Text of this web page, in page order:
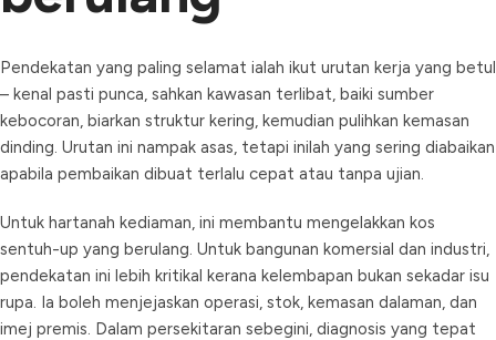
Pendekatan yang paling selamat ialah ikut urutan kerja yang betul
– kenal pasti punca, sahkan kawasan terlibat, baiki sumber
kebocoran, biarkan struktur kering, kemudian pulihkan kemasan
dinding. Urutan ini nampak asas, tetapi inilah yang sering diabaikan
apabila pembaikan dibuat terlalu cepat atau tanpa ujian.
Untuk hartanah kediaman, ini membantu mengelakkan kos
sentuh-up yang berulang. Untuk bangunan komersial dan industri,
pendekatan ini lebih kritikal kerana kelembapan bukan sekadar isu
rupa. Ia boleh menjejaskan operasi, stok, kemasan dalaman, dan
imej premis. Dalam persekitaran sebegini, diagnosis yang tepat